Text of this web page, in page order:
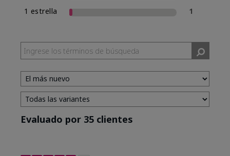
1 estrella
1
Evaluado por 35 clientes